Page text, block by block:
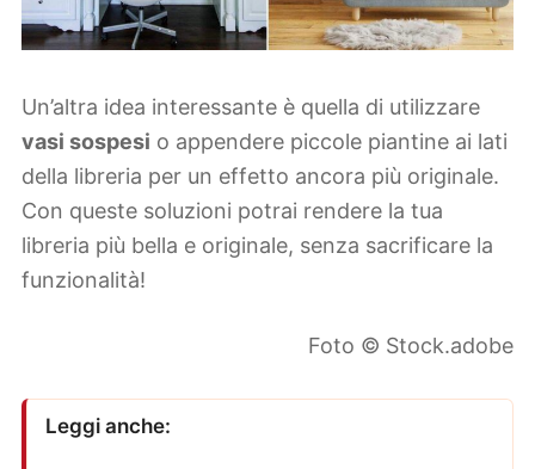
Un’altra idea interessante è quella di utilizzare
vasi sospesi o appendere piccole piantine ai lati
della libreria per un effetto ancora più originale.
Con queste soluzioni potrai rendere la tua
libreria più bella e originale, senza sacrificare la
funzionalità!
Foto © Stock.adobe
Leggi anche: